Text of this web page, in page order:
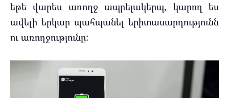
եթե վարես առողջ ապրելակերպ, կարող ես
ավելի երկար պահպանել երիտասարդությունն
ու առողջությունը: